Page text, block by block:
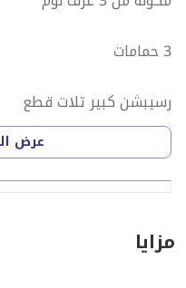
3 حمامات
رسيبشن كبير تلات قطع
الفيلا متشطبه تشطيب
في الربوه
شركة أواسيس للاستثمار
في الشيخ زايد
عرض
مزايا